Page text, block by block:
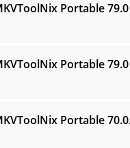
Portable79.0
Portable79.0
Portable